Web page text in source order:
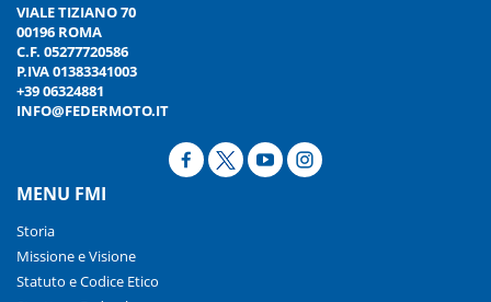
VIALE TIZIANO 70
00196 ROMA
C.F. 05277720586
P.IVA 01383341003
+39 06324881
INFO@FEDERMOTO.IT
MENU FMI
Storia
Missione e Visione
Statuto e Codice Etico